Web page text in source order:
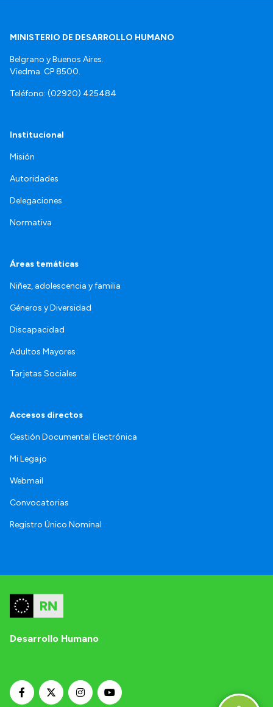
MINISTERIO DE DESARROLLO HUMANO
Belgrano y Buenos Aires.
Viedma. CP 8500.
Teléfono: (02920) 425484
Institucional
Misión
Autoridades
Delegaciones
Normativa
Áreas temáticas
Niñez, adolescencia y familia
Géneros y Diversidad
Discapacidad
Adultos Mayores
Tarjetas Sociales
Accesos directos
Gestión Documental Electrónica
Mi Legajo
Webmail
Convocatorias
Registro Único Nominal
Desarrollo Humano